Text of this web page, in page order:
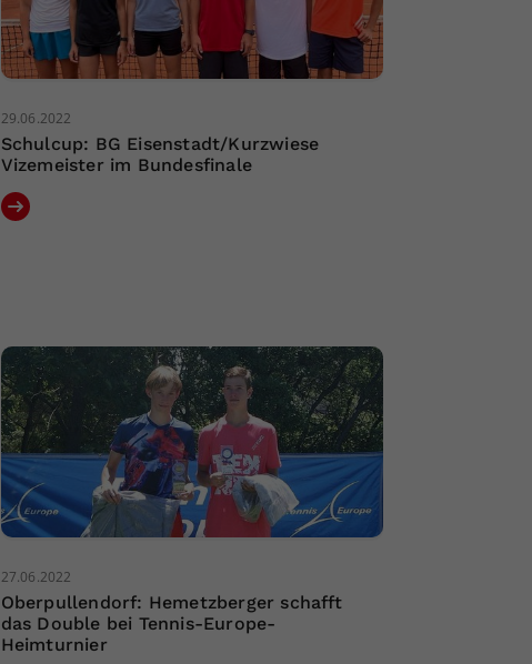
29.06.2022
Schulcup: BG Eisenstadt/Kurzwiese
Vizemeister im Bundesfinale
27.06.2022
Oberpullendorf: Hemetzberger schafft
das Double bei Tennis-Europe-
Heimturnier